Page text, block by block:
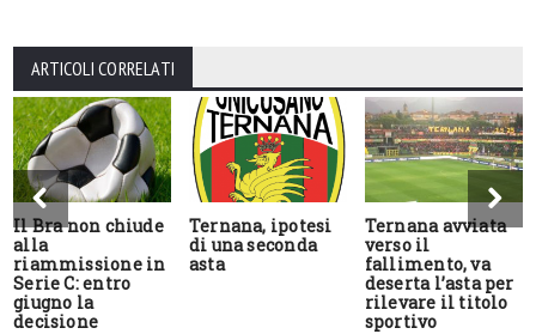
ARTICOLI CORRELATI
Il Bra non chiude
alla
riammissione in
Serie C: entro
giugno la
decisione
Ternana, ipotesi
di una seconda
asta
Ternana avviata
verso il
fallimento, va
deserta l’asta per
rilevare il titolo
sportivo